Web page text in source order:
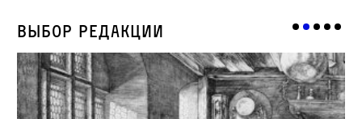
Выбор редакции